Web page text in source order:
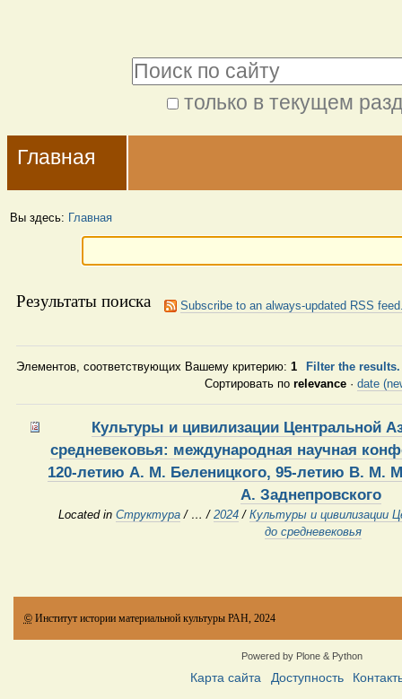
содержимому.
Перейти
навигации
только в текущем
поиск
Navigation
Главная
Вы здесь: Главная
Результаты поиска Subscribe to an always-updated RSS
Элементов, соответствующих Вашему критерию:1
Filter the
Сортировать по relevance · date
Культуры и цивилизации Центральной
средневековья: международная научная
120-летию А. М. Беленицкого, 95-летию В. М.
А. Заднепровского
Located inСтруктура / …/2024 /Культуры и цивилизации
до средневековья
© Институт истории материальной культуры РАН, 2024
Powered by Plone & Python
Карта сайта Доступность